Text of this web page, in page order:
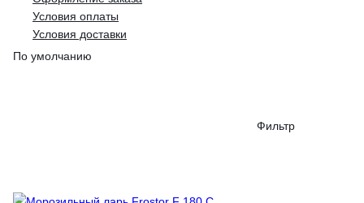
Условия оплаты
Условия доставки
По умолчанию
Фильтр